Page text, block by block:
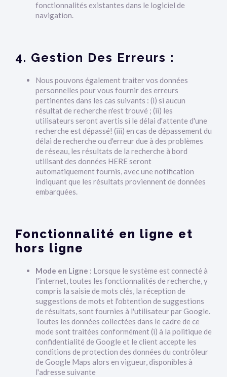
fonctionnalités existantes dans le logiciel de
navigation.
4. Gestion Des Erreurs :
Nous pouvons également traiter vos données
personnelles pour vous fournir des erreurs
pertinentes dans les cas suivants : (i) si aucun
résultat de recherche n'est trouvé ; (ii) les
utilisateurs seront avertis si le délai d'attente d'une
recherche est dépassé! (iii) en cas de dépassement du
délai de recherche ou d'erreur due à des problèmes
de réseau, les résultats de la recherche à bord
utilisant des données HERE seront
automatiquement fournis, avec une notification
indiquant que les résultats proviennent de données
embarquées.
Fonctionnalité en ligne et
hors ligne
Mode en Ligne : Lorsque le système est connecté à
l'internet, toutes les fonctionnalités de recherche, y
compris la saisie de mots clés, la réception de
suggestions de mots et l'obtention de suggestions
de résultats, sont fournies à l'utilisateur par Google.
Toutes les données collectées dans le cadre de ce
mode sont traitées conformément (i) à la politique de
confidentialité de Google et le client accepte les
conditions de protection des données du contrôleur
de Google Maps alors en vigueur, disponibles à
l'adresse suivante